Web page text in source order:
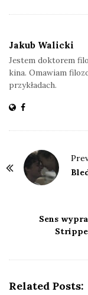
Jakub Walicki
Jestem doktorem
kina. Omawiam
przykładach.
Sens
Related Posts: